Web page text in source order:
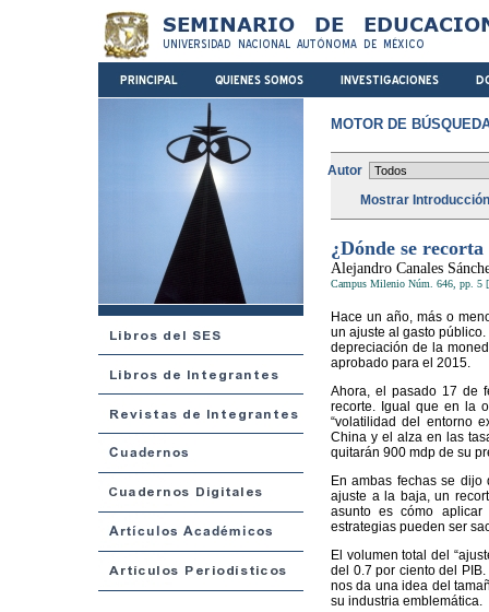
MOTOR DE
Autor
Mostrar
¿Dónde se
Alejandro Canales
Campus Milenio Núm. 646, pp. 5
Hace un año, más o
un ajuste al gasto
depreciación de la
aprobado para el 2015.
Ahora, el pasado 17 de
recorte. Igual que en la
“volatilidad del entorno
China y el alza en las
quitarán 900 mdp de su
En ambas fechas se
ajuste a la baja, un
asunto es cómo
estrategias pueden ser
El volumen total del
del 0.7 por ciento del
nos da una idea del
su industria emblemática.